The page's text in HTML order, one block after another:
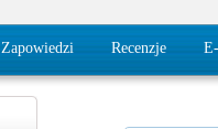
Zapowiedzi Recenzje